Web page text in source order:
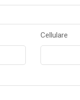
Cellulare